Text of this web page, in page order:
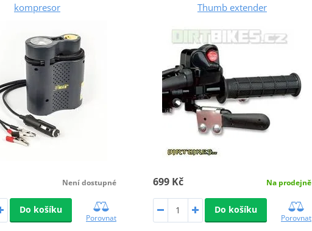
kompresor
Není dostupné
Do košíku
Porovnat
Thumb extender
699 Kč Na prodejně
Do košíku
Porovnat